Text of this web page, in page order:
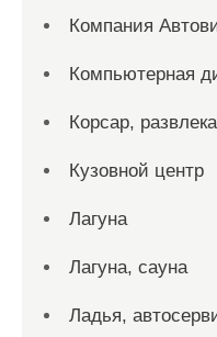
Компания
Компьютерная
Корсар,
Кузовной центр
Лагуна
Лагуна, сауна
Ладья,